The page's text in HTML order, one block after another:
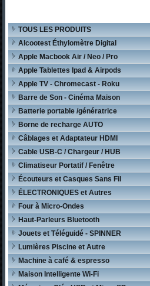
TOUS LES PRODUITS
Alcootest Éthylomètre Digital
Apple Macbook Air / Neo / Pro
Apple Tablettes Ipad & Airpods
Apple TV - Chromecast - Roku
Barre de Son - Cinéma Maison
Batterie portable /génératrice
Borne de recharge AUTO
Câblages et Adaptateur HDMI
Cable USB-C / Chargeur / HUB
Climatiseur Portatif / Fenêtre
Écouteurs et Casques Sans Fil
ÉLECTRONIQUES et Autres
Four à Micro-Ondes
Haut-Parleurs Bluetooth
Jouets et Téléguidé - SPINNER
Lumières Piscine et Autre
Machine à café & espresso
Maison Intelligente Wi-Fi